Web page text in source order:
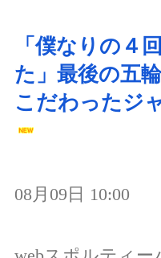
「僕なりの４
た」最後の五
こだわったジ
08月09日 10:00